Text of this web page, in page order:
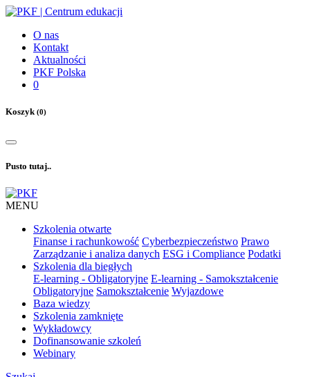
O nas
Kontakt
Aktualności
PKF Polska
0
Koszyk(0)
Pusto tutaj..
MENU
Szkolenia otwarte
Finanse i rachunkowość Cyberbezpieczeństwo Prawo
Zarządzanie i analiza danych ESG i Compliance Podatki
Szkolenia dla biegłych
E-learning - Obligatoryjne E-learning - Samokształcenie
Obligatoryjne Samokształcenie Wyjazdowe
Baza wiedzy
Szkolenia zamknięte
Wykładowcy
Dofinansowanie szkoleń
Webinary